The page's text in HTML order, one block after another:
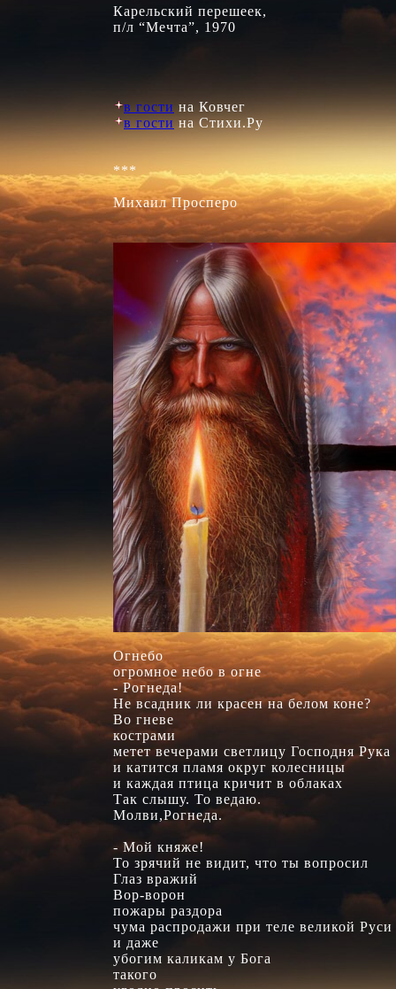
Карельский перешеек,
п/л “Мечта”, 1970
в гости
в гости на Стихи.Ру
***
Михаил Просперо
Огнебо
огромное небо в огне
- Рогнеда!
Не всадник ли красен на белом коне?
Во гневе
кострами
метет вечерами светлицу Господня Рука
и катится пламя округ колесницы
и каждая птица кричит в облаках
Так слышу. То ведаю.
Молви,Рогнеда.
- Мой княже!
То зрячий не видит, что ты вопросил
Глаз вражий
Вор-ворон
пожары раздора
чума распродажи при теле великой Руси
и даже
убогим каликам у Бога
такого